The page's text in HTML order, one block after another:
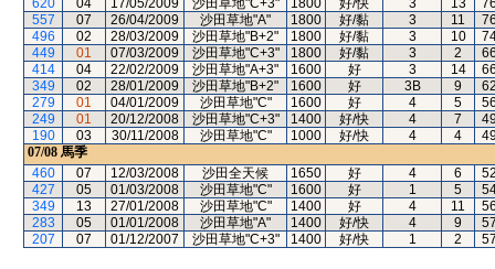
620
04 17/05/2009 沙田草地"C+3" 1800 好/快 3 13
557
07 26/04/2009 沙田草地"A" 1800 好/黏 3 11
496
02 28/03/2009 沙田草地"B+2" 1800 好/黏 3 10
449
01 07/03/2009 沙田草地"C+3" 1800 好/黏 3 2
414
04 22/02/2009 沙田草地"A+3" 1600 好 3 14
349
02 28/01/2009 沙田草地"B+2" 1600 好 3B 9
279
01 04/01/2009 沙田草地"C" 1600 好 4 5
249
01 20/12/2008 沙田草地"C+3" 1400 好/快 4 7
190
03 30/11/2008 沙田草地"C" 1000 好/快 4 4
07/08 馬季
460
07 12/03/2008 沙田全天候 1650 好 4 6
427
05 01/03/2008 沙田草地"C" 1600 好 1 5
349
13 27/01/2008 沙田草地"C" 1400 好 4 11
283
05 01/01/2008 沙田草地"A" 1400 好/快 4 9
207
07 01/12/2007 沙田草地"C+3" 1400 好/快 1 2